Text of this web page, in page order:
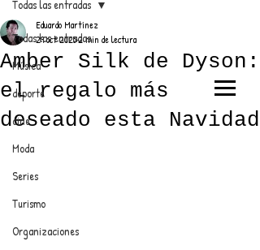
ANUNCIATE CON NOSOTROS
EL TRENDY TOP
CON EDDY MARTINEZ
Todas las entradas
Música
deporte
cine
Moda
Series
Turismo
Organizaciones
Todas las entradas
Amber Silk de Dyson:
el regalo más
deseado esta Navidad
Eduardo Martínez
29 oct 20252 min de lectura